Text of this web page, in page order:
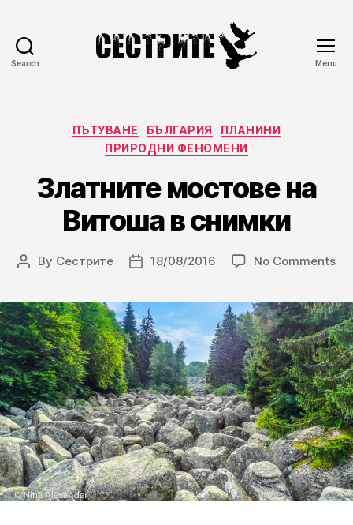
Search Menu
Categories
ПЪТУВАНЕ БЪЛГАРИЯ
ПЛАНИНИ
ПРИРОДНИ ФЕНОМЕНИ
Златните мостове на
Витоша в снимки
Post
By Сестрите
Post18/08/2016 No Commentson
на
в